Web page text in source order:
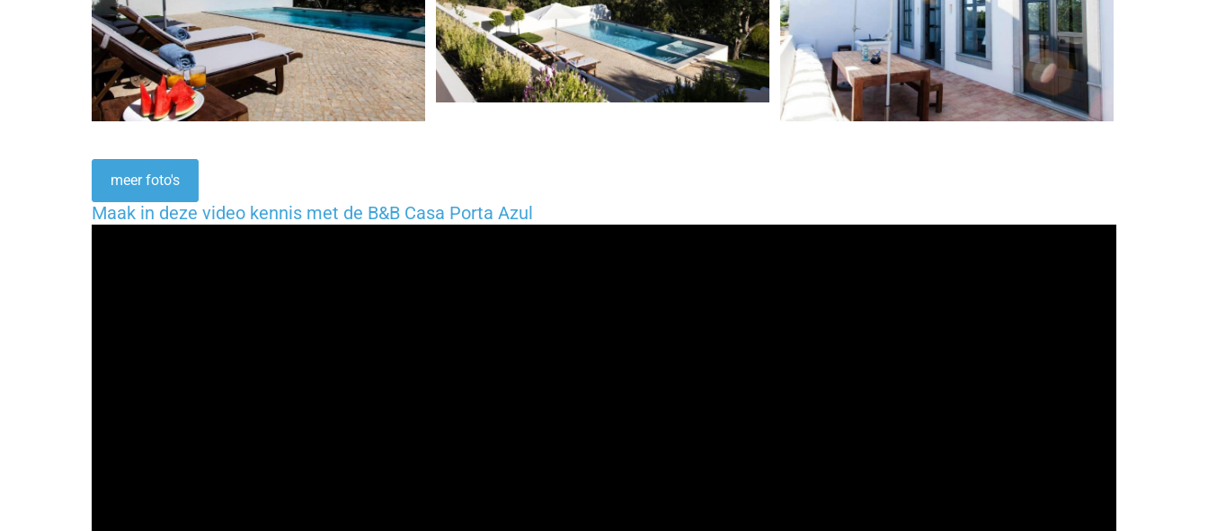
meer foto's
Maak in deze video kennis met de B&B Casa Porta Azul